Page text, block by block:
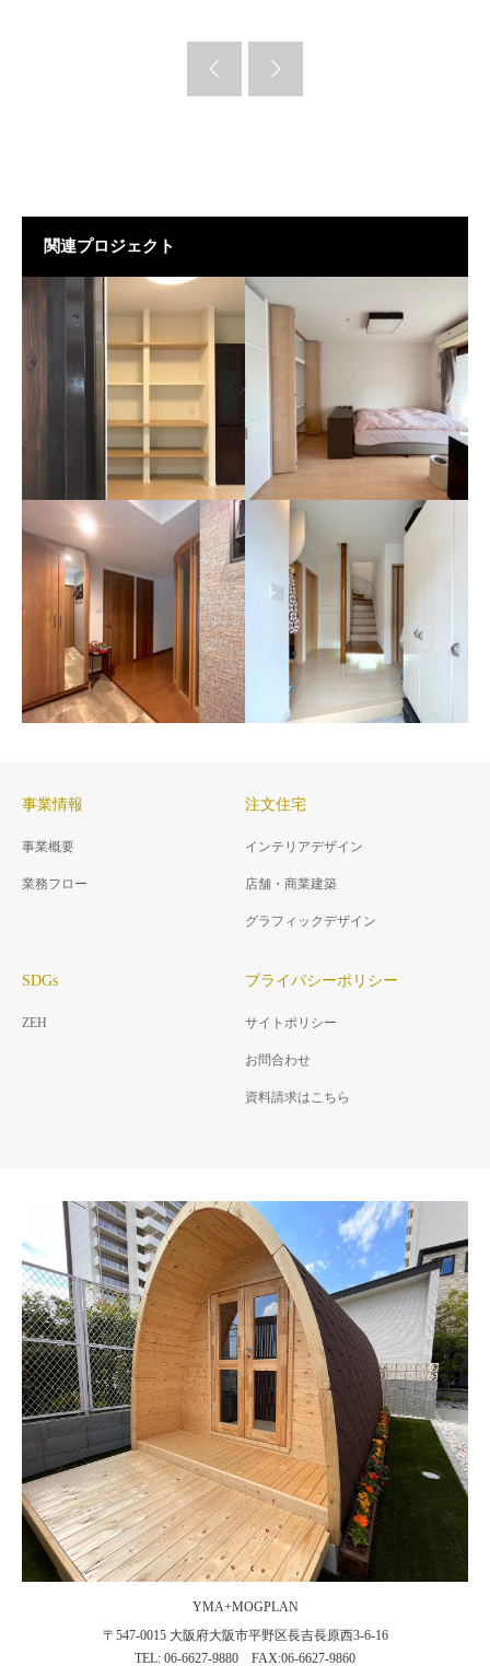
関連プロジェクト
K田島の家
長年使われてきた和風住宅 Y桃山台の家
可変性を持たせた和室リノベ
ーション
K東菜畑の家
子供の成長に合わせたロフト
ベッドとパーティション
事業情報
事業概要
業務フロー
注文住宅
インテリアデザイン
店舗・商業建築
グラフィックデザイン
SDGs
ZEH
プライバシーポリシー
サイトポリシー
お問合わせ
資料請求はこちら
YMA+MOGPLAN
〒547-0015 大阪府大阪市平野区長吉長原西3-6-16
TEL: 06-6627-9880 FAX:06-6627-9860